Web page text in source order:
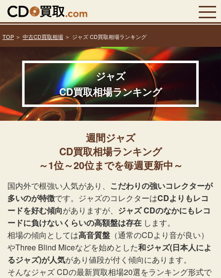
TOP 中古CD買取相場 ジャズ CD買取相場ランキング
ジャズ
CD買取相場ランキング
週間ジャズ
CD買取相場ランキング
～1位～20位までを毎週更新中～
国内外で根強い人気があり、 こだわりの強いコレクターが
多いのが特徴です。ジャズのコレクターはCDよりもレコ
ードを好む傾向がありますが、 ジャズ CDのなかにもレコ
ードに負けないくらいの高額盤は存在 します。
相場の傾向としては高音質盤 （通常のCDより音が良い）
やThree Blind Miceなどを始めとした和ジャズ(日本人によ
るジャズ)が人気があり値段が付く傾向にあります。
そんなジャズ CDの最新買取相場20選をランキング形式で